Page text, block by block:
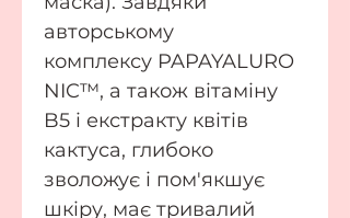
авторському
комплексу PAPAYALURO
NIC™, а також вітаміну
B5 і екстракту квітів
кактуса, глибоко
зволожує і пом'якшує
шкіру, має тривалий